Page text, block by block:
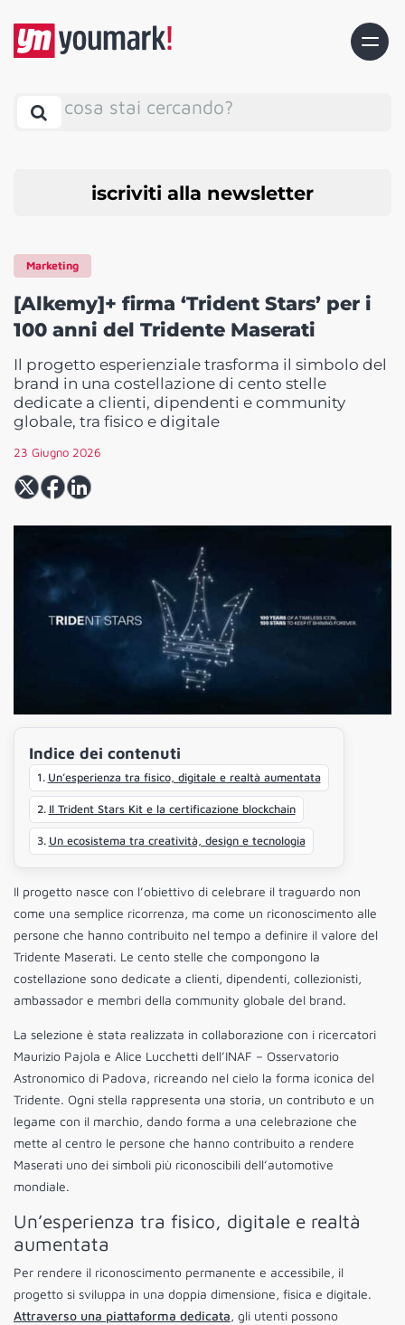
cosa stai cercando?
iscriviti alla newsletter
Marketing
[Alkemy]+ firma ‘Trident Stars’ per i
100 anni del Tridente Maserati
Il progetto esperienziale trasforma il simbolo del
brand in una costellazione di cento stelle
dedicate a clienti, dipendenti e community
globale, tra fisico e digitale
23 Giugno 2026
Indice dei contenuti
Un’esperienza tra fisico, digitale e realtà aumentata
Il Trident Stars Kit e la certificazione blockchain
Un ecosistema tra creatività, design e tecnologia
Il progetto nasce con l’obiettivo di celebrare il traguardo non
come una semplice ricorrenza, ma come un riconoscimento alle
persone che hanno contribuito nel tempo a definire il valore del
Tridente Maserati. Le cento stelle che compongono la
costellazione sono dedicate a clienti, dipendenti, collezionisti,
ambassador e membri della community globale del brand.
La selezione è stata realizzata in collaborazione con i ricercatori
Maurizio Pajola e Alice Lucchetti dell’INAF – Osservatorio
Astronomico di Padova, ricreando nel cielo la forma iconica del
Tridente. Ogni stella rappresenta una storia, un contributo e un
legame con il marchio, dando forma a una celebrazione che
mette al centro le persone che hanno contribuito a rendere
Maserati uno dei simboli più riconoscibili dell’automotive
mondiale.
Un’esperienza tra fisico, digitale e realtà
aumentata
Per rendere il riconoscimento permanente e accessibile, il
progetto si sviluppa in una doppia dimensione, fisica e digitale.
Attraverso una piattaforma dedicata, gli utenti possono